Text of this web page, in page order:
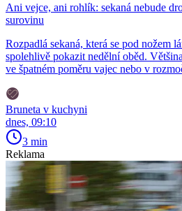
Ani vejce, ani rohlík: sekaná nebude
surovinu
Rozpadlá sekaná, která se pod nožem
spolehlivě pokazit nedělní oběd.
ve špatném poměru vajec nebo v
Bruneta v kuchyni
dnes, 09:10
3 min
Reklama